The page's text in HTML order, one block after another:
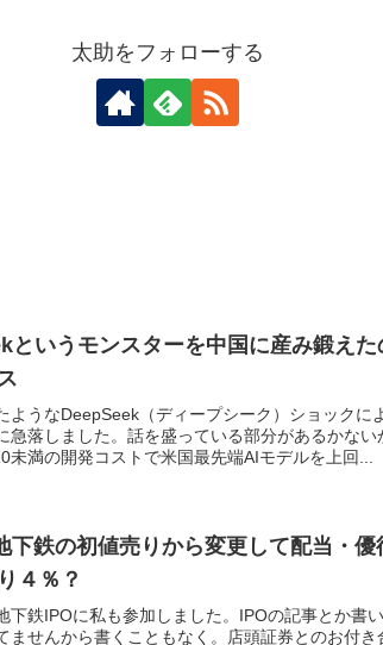
太助をフォローする
というモンスターを中国に産み鍛え
ようなDeepSeek（ディープシーク）ショックに
急落しました。話を盛っている部分があるかな
未満の開発コストで米国最先端AIモデルを上回...
下鉄の初値売りから変更して配当・
４％？
下鉄IPOに私も参加しました。IPOの記事とか書
ませんから書くこともなく。店頭証券とのお付